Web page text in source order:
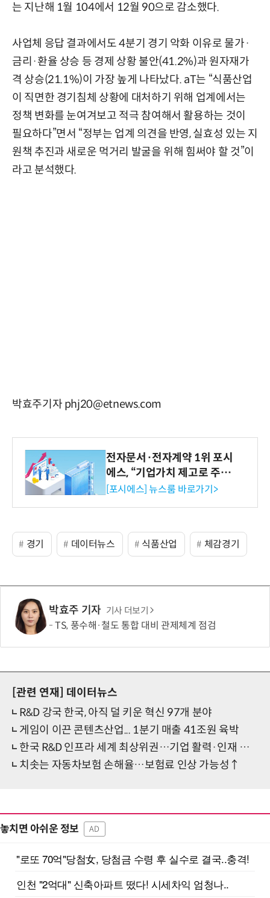
는 지난해 1월 104에서 12월 90으로 감소했다.
사업체 응답 결과에서도 4분기 경기 악화 이유로 물가·
금리·환율 상승 등 경제 상황 불안(41.2%)과 원자재가
격 상승(21.1%)이 가장 높게 나타났다. aT는 “식품산업
이 직면한 경기침체 상황에 대처하기 위해 업계에서는
정책 변화를 눈여겨보고 적극 참여해서 활용하는 것이
필요하다”면서 “정부는 업계 의견을 반영, 실효성 있는 지
원책 추진과 새로운 먹거리 발굴을 위해 힘써야 할 것”이
라고 분석했다.
박효주기자 phj20@etnews.com
전자문서·전자계약 1위 포시
에스, “기업가치 제고로 주주
환원 강화” 계획 공시
[포시에스] 뉴스룸 바로가기>
경기 데이터뉴스 식품산업 체감경기
박효주 기자 기사 더보기
TS, 풍수해·철도 통합 대비 관제체계 점검
[관련 연재]
데이터뉴스
R&D 강국 한국, 아직 덜 키운 혁신 97개 분야
게임이 이끈 콘텐츠산업... 1분기 매출 41조원 육박
한국 R&D 인프라 세계 최상위권…기업 활력·인재 유치는 과제
치솟는 자동차보험 손해율…보험료 인상 가능성↑
놓치면 아쉬운 정보 AD